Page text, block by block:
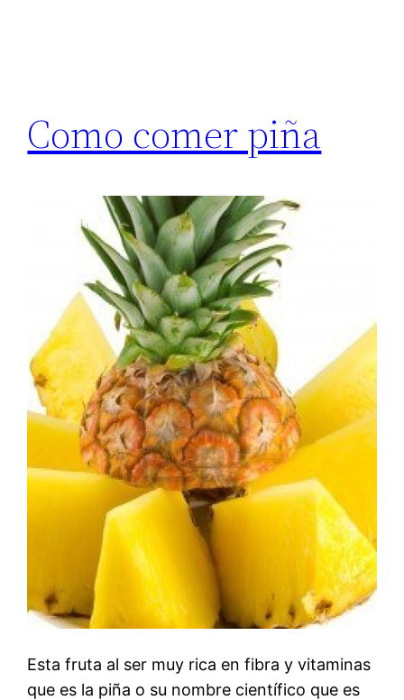
Como comer piña
Esta fruta al ser muy rica en fibra y vitaminas
que es la piña o su nombre científico que es